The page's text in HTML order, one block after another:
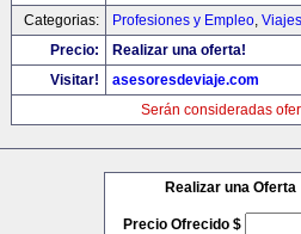
Categorias:
Profesiones y Empleo,
Precio:
Realizar una oferta!
Visitar!
asesoresdeviaje.com
Serán consideradas
Realizar una Oferta
Precio Ofrecido $